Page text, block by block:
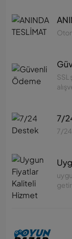
7/
7/24